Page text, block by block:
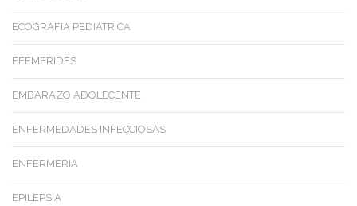
ECOGRAFIA PEDIATRICA
EFEMERIDES
EMBARAZO ADOLECENTE
ENFERMEDADES INFECCIOSAS
ENFERMERIA
EPILEPSIA